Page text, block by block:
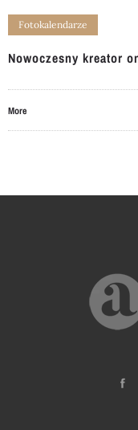
Fotokalendarze
Nowoczesny kreator
More